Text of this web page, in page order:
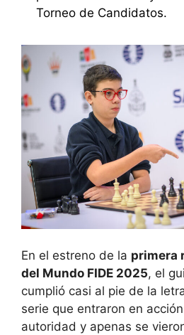
Torneo de Candidatos.
En el estreno de la primera
del Mundo FIDE 2025, el
cumplió casi al pie de la
serie que entraron en
autoridad y apenas se